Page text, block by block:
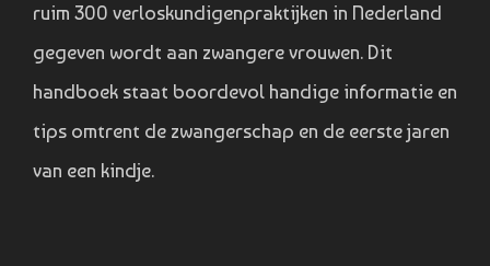
ruim 300 verloskundigenpraktijken in Nederland
gegeven wordt aan zwangere vrouwen. Dit
handboek staat boordevol handige informatie en
tips omtrent de zwangerschap en de eerste jaren
van een kindje.